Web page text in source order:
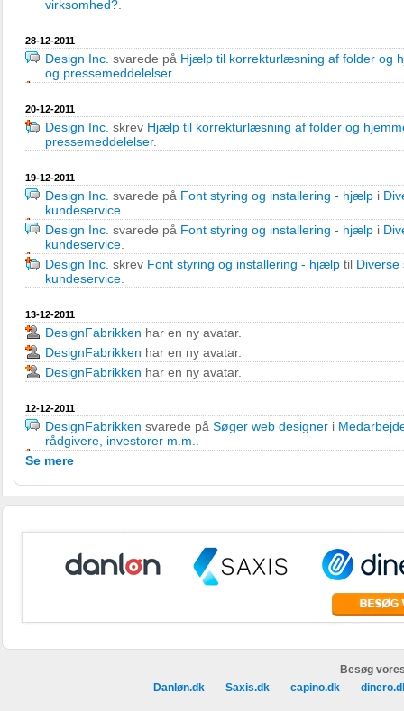
virksomhed?
28-12-2011
Design Inc. svarede på Hjælp til korrekturlæsning af folder og
og pressemeddelelser.
20-12-2011
Design Inc. skrev Hjælp til korrekturlæsning af folder og
pressemeddelelser.
19-12-2011
Design Inc. svarede på Font styring og installering - hjælp i
kundeservice
Design Inc. svarede på Font styring og installering - hjælp i
kundeservice
Design Inc. skrev Font styring og installering - hjælp til Diverse
kundeservice
13-12-2011
DesignFabrikken har en ny avatar.
DesignFabrikken har en ny avatar.
DesignFabrikken har en ny avatar.
12-12-2011
DesignFabrikken svarede på Søger web designer i
rådgivere, investorer m.m.
Se mere
Besøg
Danløn.dk
Saxis.dk capino.dk